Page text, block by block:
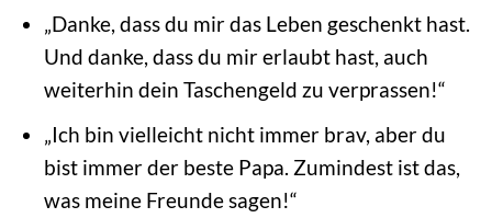
„Danke, dass du mir das Leben geschenkt hast.
Und danke, dass du mir erlaubt hast, auch
weiterhin dein Taschengeld zu verprassen!“
„Ich bin vielleicht nicht immer brav, aber du
bist immer der beste Papa. Zumindest ist das,
was meine Freunde sagen!“